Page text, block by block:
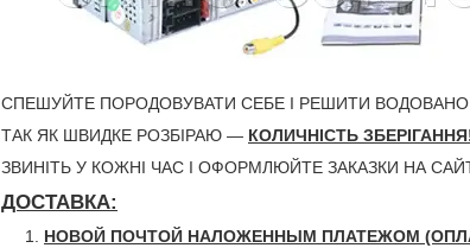
СПЕШУЙТЕ ПОРОДОВУВАТИ СЕБЕ І РЕШИТИ ВОДОВАНО
ТАК ЯК ШВИДКЕ РОЗБІРАЮ — КОЛИЧНІСТЬ
ЗВИНІТЬ У КОЖНІ ЧАС І ОФОРМЛЮЙТЕ ЗАКАЗКИ НА
ДОСТАВКА:
НОВОЙ ПОЧТОЙ НАЛОЖЕННЫМ ПЛАТЕЖОМ